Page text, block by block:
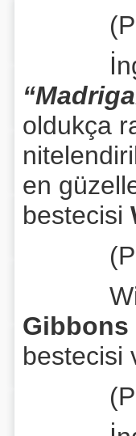
oldukça
en
bestecisi
Gibbons
bestecisi